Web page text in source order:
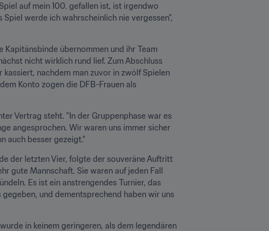
auf mein 100. gefallen ist, ist irgendwo
werde ich wahrscheinlich nie vergessen",
übernommen und ihr Team
nicht wirklich rund lief. Zum Abschluss
nachdem man zuvor in zwölf Spielen
Konto zogen die DFB-Frauen als
Vertrag steht. "In der Gruppenphase war es
angesprochen. Wir waren uns immer sicher
auch besser gezeigt."
der letzten Vier, folgte der souveräne Auftritt
gute Mannschaft. Sie waren auf jeden Fall
Es ist ein anstrengendes Turnier, das
und dementsprechend haben wir uns
in keinem geringeren, als dem legendären